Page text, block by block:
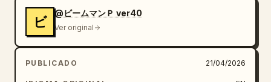
mãos como se estivesse prestes a cometer um
erro enquanto escreve, voltada para o
espectador em uma pose confiante, porém doce.
Ao redor dela, coloque 5 imagens de vinheta
de apoio da mesma personagem: 1) superior
esquerdo, uma cena estilo chibi dela ao ar
ビ
@ビームマンＰ ver40
Ver original
PUBLICADO 21/04/2026